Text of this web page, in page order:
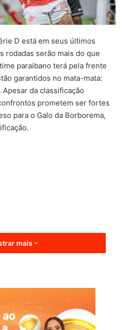
D está em seus últimos
rodadas serão mais do que
paraibano terá pela frente
garantidos no mata-mata:
da classificação
prometem ser fortes
para o Galo da Borborema,
mais